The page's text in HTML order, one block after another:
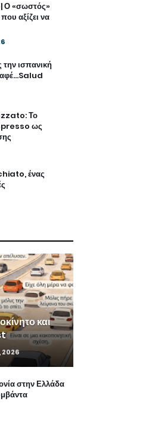
«σωστός»
αξίζει να
ισπανική
Το
ως
ένας
και
2026
στην Ελλάδα